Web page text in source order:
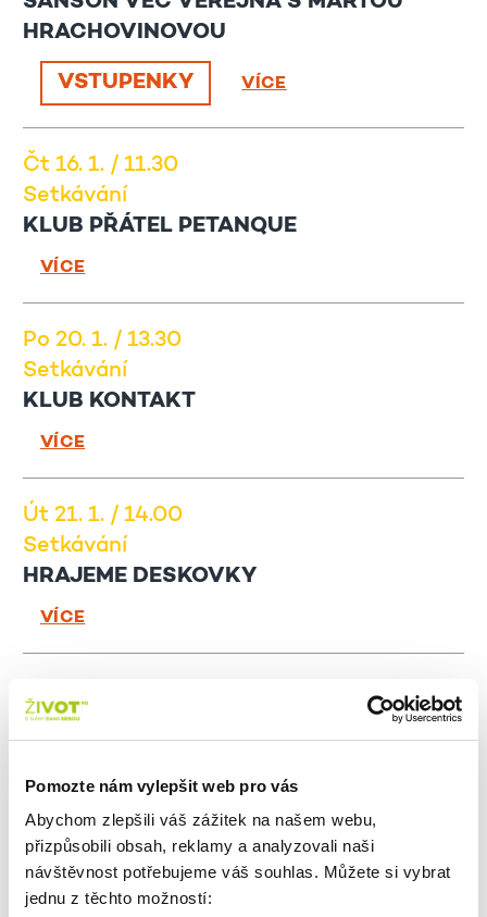
Pomozte nám vylepšit web pro vás
Abychom zlepšili váš zážitek na našem webu,
přizpůsobili obsah, reklamy a analyzovali naši
návštěvnost potřebujeme váš souhlas. Můžete si vybrat
jednu z těchto možností:
HRACHOVINOVOU
VSTUPENKY VÍCE
Čt 16. 1. / 11.30
Setkávání
KLUB PŘÁTEL PETANQUE
VÍCE
Po 20. 1. / 13.30
Setkávání
KLUB KONTAKT
VÍCE
Út 21. 1. / 14.00
Setkávání
HRAJEME DESKOVKY
VÍCE
Pracovna
ČESKO A ŠÍŘENÍ DEZINFORMACÍ?
VÍCE
Čt 23. 1. / 11.30